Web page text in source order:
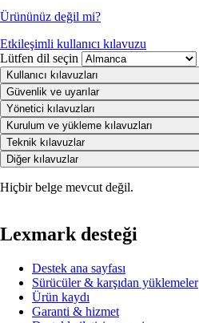
Ürününüz değil mi?
Etkileşimli kullanıcı kılavuzu
Lütfen dil seçin
Kullanıcı kılavuzları
Güvenlik ve uyarılar
Yönetici kılavuzları
Kurulum ve yükleme kılavuzları
Teknik kılavuzlar
Diğer kılavuzlar
Hiçbir belge mevcut değil.
Lexmark desteği
Destek ana sayfası
Sürücüler & karşıdan yüklemeler
Ürün kaydı
Garanti & hizmet